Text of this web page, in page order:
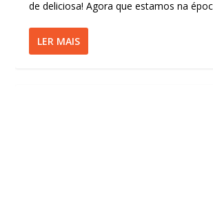
de deliciosa! Agora que estamos na
LER MAIS